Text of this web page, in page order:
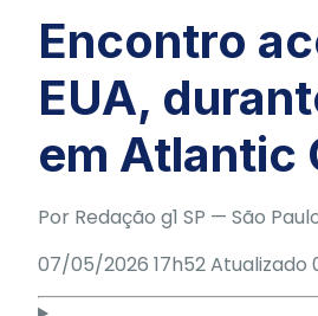
Encontro
EUA,
em Atlantic
Por Redação g1 SP — São
07/05/2026 17h52Atualizado